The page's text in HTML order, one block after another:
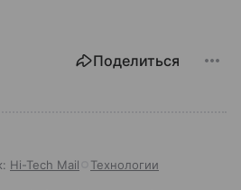
Поделиться
Hi-Tech Mail Технологии